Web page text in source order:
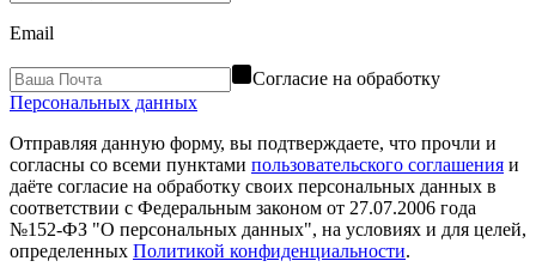
Email
Согласие на обработку
Персональных данных
Отправляя данную форму, вы подтверждаете, что прочли и
согласны со всеми пунктами пользовательского соглашения и
даёте согласие на обработку своих персональных данных в
соответствии с Федеральным законом от 27.07.2006 года
№152-ФЗ "О персональных данных", на условиях и для целей,
определенных Политикой конфиденциальности.